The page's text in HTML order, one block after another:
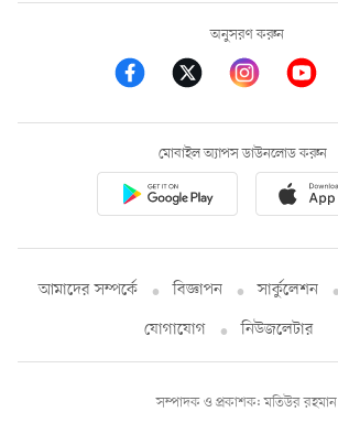
অনুসরণ করুন
মোবাইল অ্যাপস ডাউনলোড করুন
আমাদের সম্পর্কে বিজ্ঞাপন সার্কুলেশন
যোগাযোগ
নিউজলেটার
সম্পাদক ও প্রকাশক: মতিউর রহমান